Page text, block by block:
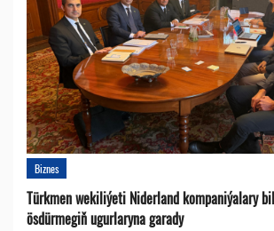
Biznes
Türkmen wekiliýeti Niderland kompaniýalary
ösdürmegiň ugurlaryna garady